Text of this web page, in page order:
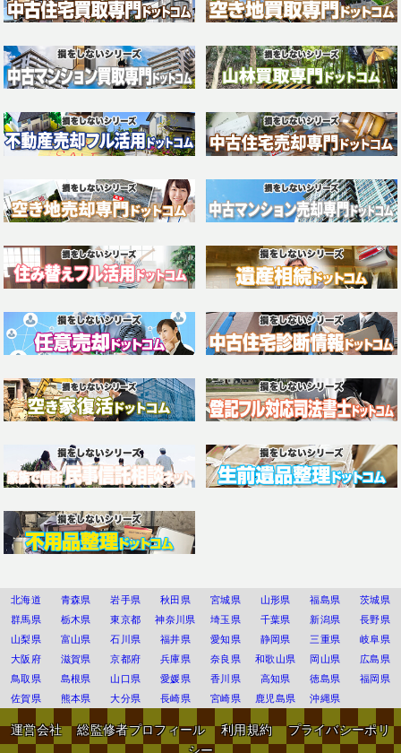
北海道 青森県 岩手県 秋田県 宮城県 山形県 福島県
茨城県
群馬県
栃木県 東京都 神奈川県 埼玉県 千葉県 新潟県
長野県
山梨県
富山県 石川県 福井県 愛知県 静岡県 三重県
岐阜県
大阪府
滋賀県 京都府 兵庫県 奈良県 和歌山県 岡山県
広島県
鳥取県
島根県 山口県 愛媛県 香川県 高知県 徳島県
福岡県
佐賀県
熊本県 大分県 長崎県 宮崎県 鹿児島県 沖縄県
運営会社 総監修者プロフィール 利用規約
プライバシーポリ